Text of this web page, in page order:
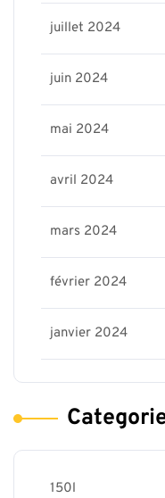
juillet 2024
juin 2024
mai 2024
avril 2024
mars 2024
février 2024
janvier 2024
150l